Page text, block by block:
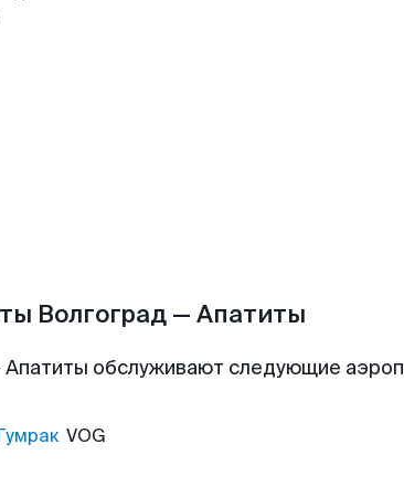
Волгоград — Апатиты
Апатиты обслуживают следующие
VOG